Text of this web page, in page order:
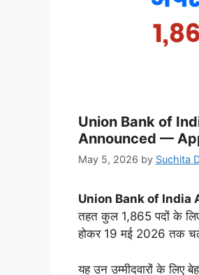
Union Bank of
Announced —
May 5, 2026 by Suchita
Union Bank of
तहत कुल 1,865 पदों के
होकर 19 मई 2026 तक
यह उन उम्मीदवारों के लिए